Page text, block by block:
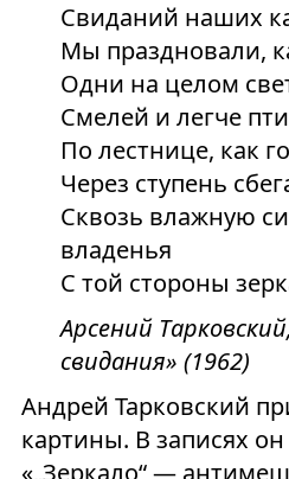
Свиданий наших
Мы праздновали,
Одни на целом
Смелей и легче
По лестнице, как
Через ступень
Сквозь влажную
владенья
С той стороны
Арсений
свидания» (1962)
Андрей Тарковский
картины. В записях